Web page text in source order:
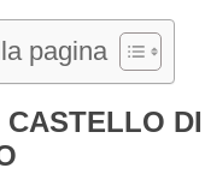
pagina
DI